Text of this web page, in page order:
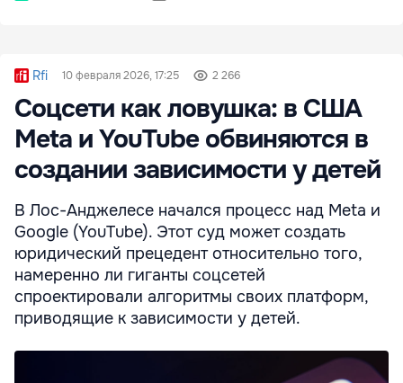
Rfi 10 февраля 2026, 17:25 2 266
Соцсети как ловушка: в США
Meta и YouTube обвиняются в
создании зависимости у детей
В Лос-Анджелесе начался процесс над Meta и
Google (YouTube). Этот суд может создать
юридический прецедент относительно того,
намеренно ли гиганты соцсетей
спроектировали алгоритмы своих платформ,
приводящие к зависимости у детей.